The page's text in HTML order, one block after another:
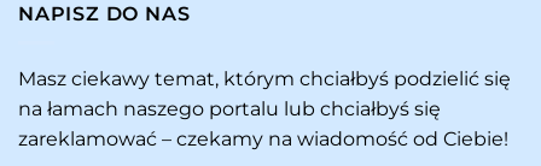
NAPISZ DO NAS
Masz ciekawy temat, którym chciałbyś podzielić się
na łamach naszego portalu lub chciałbyś się
zareklamować – czekamy na wiadomość od Ciebie!